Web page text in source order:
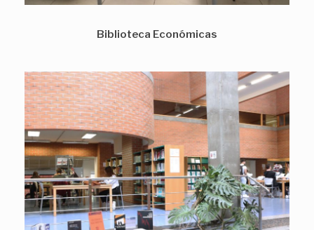
Biblioteca Económicas